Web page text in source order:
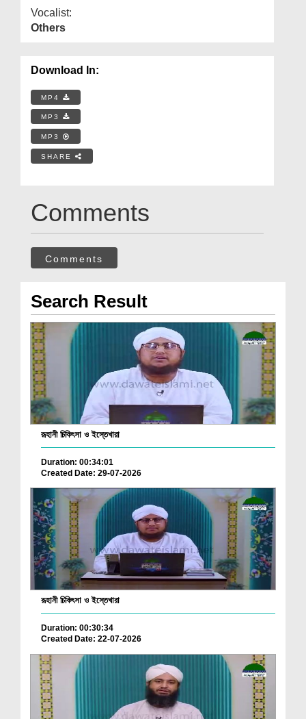
Vocalist:
Others
Download In:
MP4
MP3
MP3
SHARE
Comments
Comments
Search Result
রূহানী চিকিৎসা ও ইস্তেখারা
Duration: 00:34:01
Created Date: 29-07-2026
রূহানী চিকিৎসা ও ইস্তেখারা
Duration: 00:30:34
Created Date: 22-07-2026